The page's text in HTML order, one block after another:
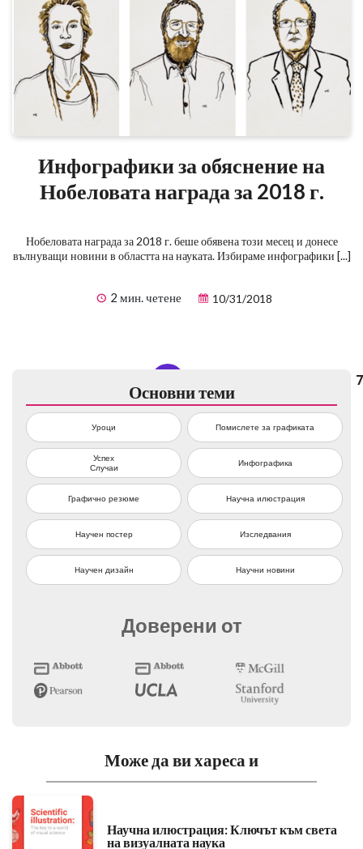
Инфографики за обяснение на
Нобеловата награда за 2018 г.
Нобеловата награда за 2018 г. беше обявена този месец и донесе
вълнуващи новини в областта на науката. Избираме инфографики [...]
2 мин. четене 10/31/2018
Основни теми
Уроци Помислете за графиката
Успех
Случаи
Инфографика
Графично резюме Научна илюстрация
Научен постер Изследвания
Научен дизайн Научни новини
Доверени от
Може да ви хареса и
Научна илюстрация: Ключът към света
на визуалната наука